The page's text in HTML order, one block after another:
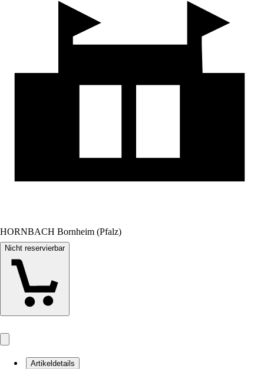
HORNBACH Bornheim (Pfalz)
Nicht reservierbar
Artikeldetails